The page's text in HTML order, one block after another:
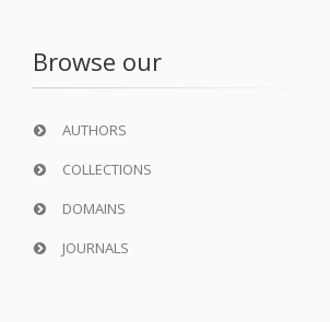
Browse our
AUTHORS
COLLECTIONS
DOMAINS
JOURNALS